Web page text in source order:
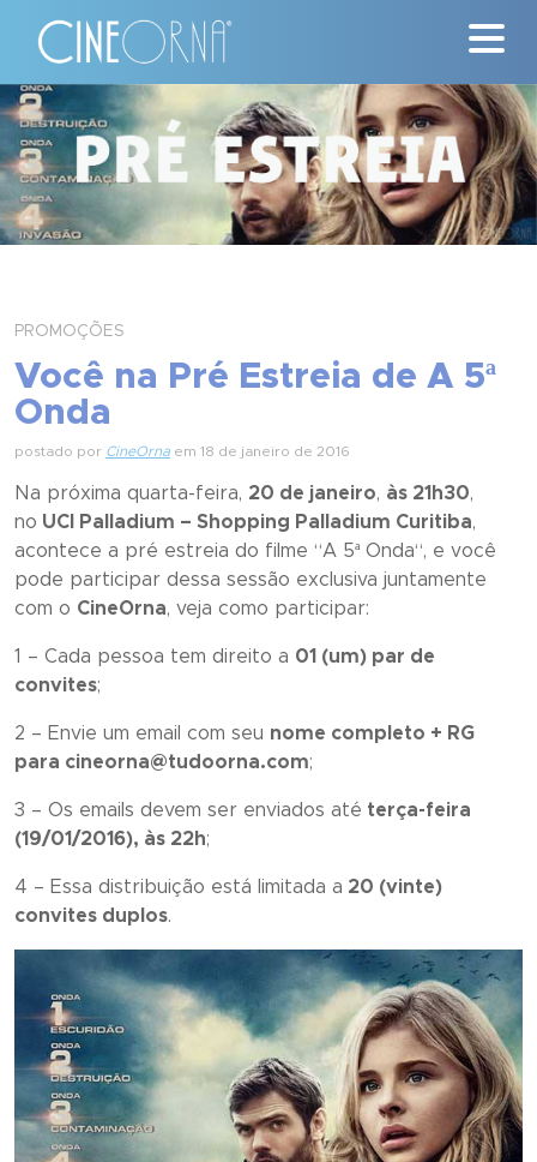
Críticas
News
#ClássicosCineOrna
Nossa História
PROMOÇÕES
Você na Pré Estreia de A 5ª
Onda
postado por CineOrna em 18 de janeiro de 2016
Na próxima quarta-feira, 20 de janeiro, às 21h30,
no UCI Palladium – Shopping Palladium Curitiba,
acontece a pré estreia do filme “A 5ª Onda“, e você
pode participar dessa sessão exclusiva juntamente
com o CineOrna, veja como participar:
1 – Cada pessoa tem direito a 01 (um) par de
convites;
2 – Envie um email com seu nome completo + RG
para cineorna@tudoorna.com;
3 – Os emails devem ser enviados até terça-feira
(19/01/2016), às 22h;
4 – Essa distribuição está limitada a 20 (vinte)
convites duplos.